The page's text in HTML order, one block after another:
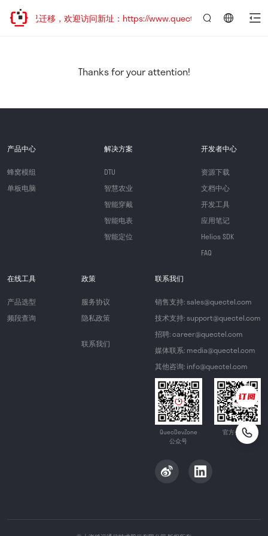
站地址已迁移，欢迎访问新址：https://www.quectel.com.cn
Thanks for your attention!
产品中心
蜂窝模组
单板电脑
解决方案
DTU
智慧农业
智能穿戴
智能电表
智能定位
开发者中心
资源下载
文档中心
开发工具
应用笔记
Helios SDK
FAQ
在线工具
产品选型
频段查询
政策
服务协议
隐私政策
联系我们
联系我们
销售支持: sales@quectel.com
技术支持: support@quectel.com
招聘: career@quectel.com
媒体联系: media@quectel.com
其他咨询: info@quectel.com
QuecDevZone
公众号
官方公众号